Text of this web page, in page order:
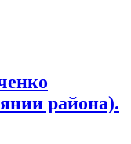
района).